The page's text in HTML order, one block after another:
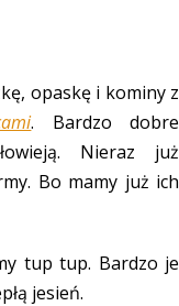
opaskę i kominy z
. Bardzo dobre
Nieraz już
Bo mamy już ich
tup tup. Bardzo je
jesień.